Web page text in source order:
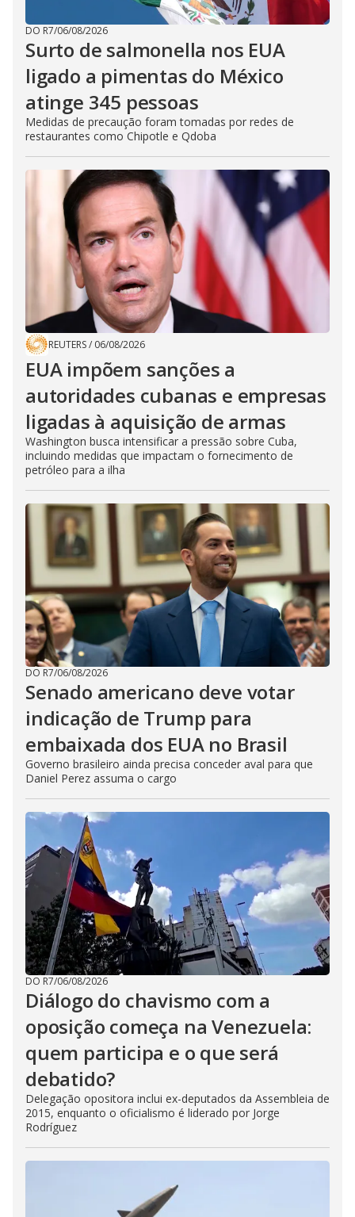
DO R7/06/08/2026
Surto de salmonella nos EUA
ligado a pimentas do México
atinge 345 pessoas
Medidas de precaução foram tomadas por redes de
restaurantes como Chipotle e Qdoba
REUTERS/ 06/08/2026
EUA impõem sanções a
autoridades cubanas e empresas
ligadas à aquisição de armas
Washington busca intensificar a pressão sobre Cuba,
incluindo medidas que impactam o fornecimento de
petróleo para a ilha
DO R7/06/08/2026
Senado americano deve votar
indicação de Trump para
embaixada dos EUA no Brasil
Governo brasileiro ainda precisa conceder aval para que
Daniel Perez assuma o cargo
DO R7/06/08/2026
Diálogo do chavismo com a
oposição começa na Venezuela:
quem participa e o que será
debatido?
Delegação opositora inclui ex-deputados da Assembleia de
2015, enquanto o oficialismo é liderado por Jorge
Rodríguez